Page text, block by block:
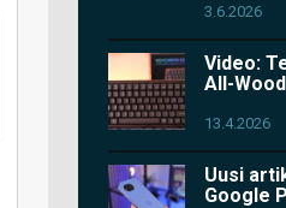
3.6.2026
Video:
All-Wood
13.4.2026
Uusi
Google